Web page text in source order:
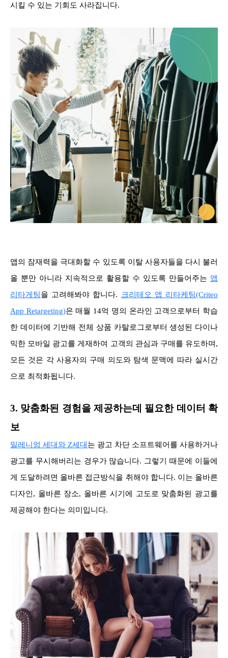
시킬 수 있는 기회도 사라집니다.
앱의 잠재력을 극대화할 수 있도록 이탈 사용자들을 다시 불러
올 뿐만 아니라 지속적으로 활용할 수 있도록 만들어주는 앱
리타게팅을 고려해봐야 합니다.
크리테오 앱 리타케팅(Criteo
App Retargeting)은 매월 14억 명의 온라인 고객으로부터 학습
한 데이터에 기반해 전체 상품 카탈로그로부터 생성된 다이나
믹한 모바일 광고를 게재하여 고객의 관심과 구매를 유도하며,
모든 것은 각 사용자의 구매 의도와 탐색 문맥에 따라 실시간
으로 최적화됩니다.
3. 맞춤화된 경험을 제공하는데 필요한 데이터 확
보
밀레니엄 세대와 Z세대는 광고 차단 소프트웨어를 사용하거나
광고를 무시해버리는 경우가 많습니다. 그렇기 때문에 이들에
게 도달하려면 올바른 접근방식을 취해야 합니다. 이는 올바른
디자인, 올바른 장소, 올바른 시기에 고도로 맞춤화된 광고를
제공해야 한다는 의미입니다.